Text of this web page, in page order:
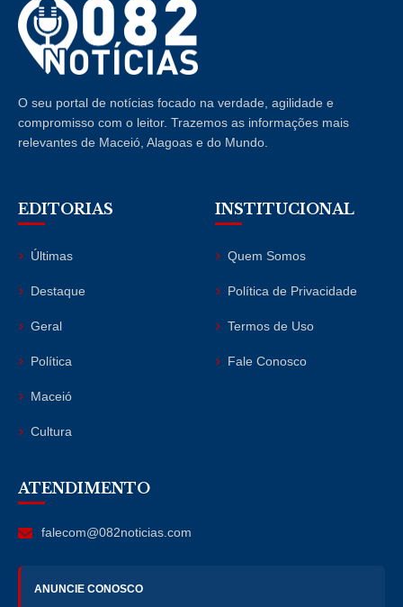
O seu portal de notícias focado na verdade, agilidade e
compromisso com o leitor. Trazemos as informações mais
relevantes de Maceió, Alagoas e do Mundo.
EDITORIAS
Últimas
Destaque
Geral
Política
Maceió
Cultura
INSTITUCIONAL
Quem Somos
Política de Privacidade
Termos de Uso
Fale Conosco
ATENDIMENTO
falecom@082noticias.com
ANUNCIE CONOSCO